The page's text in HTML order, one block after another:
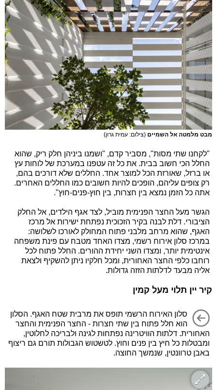
מבט מלמטה אל השמיים (צילום: עמית גרון)
"לקחנו שתי מסות", מסביר קדם, "ושמנו ביניהן חלק ריק, שהוא
החלל הכי חשוב בבית. את כל זה עטפנו במערכת של לוחות עץ
או ברזל, שאורזת הכל למוצר אחד. החללים שלא דורכים בהם,
רק צופים עליהם, הופכים להיות חשובים כמו החללים האחרים.
אתה כל הזמן נמצא בין חצרות, בין חוץ-פנים-חוץ".
הגשר מעל החצר הפנימית מוביל, לצד אגף הילדים, אל החלק
הציבורי. דלת לבנה בקיר הזכוכית נפתחת ישירות אל מרכז
האגף, שהוא מרחב מלבני פתוח המחולק לאורכו לשלושה:
במרכז סלון אירוח רשמי, מצדו האחד מטבח עם פינת משפחה
אינטימית יותר, ומצדו השני יחידת ההורים. החלל פתוח לכל
רוחבו כלפי החצר האחורית, ומכל חלקיו ניתן להשקיף ולצאת
אליה מבעד לדלתות הזזה גדולות.
קיר יין תלוי מעל קמין
סלון האירוח הרשמי תופס את מרבית שטח האגף. הסלון
הוא חלל פתוח בין שתי חצרות - החצר הפנימית והחצר
האחורית. דלתות הוויטרינה נפתחות לגינה ולבריכה לחלוטין,
ומבטלות כל חיץ בין פנים וחוץ. לטשטוש הגבולות תורם גם ריצוף
באבן טרוונטין, שנמשך החוצה.